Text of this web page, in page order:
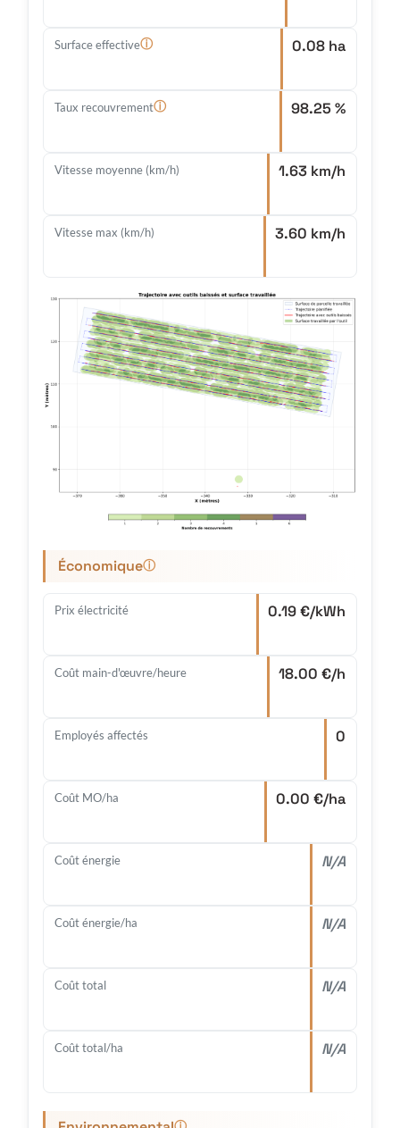
Surface effectiveⓘ 0.08 ha
Taux recouvrementⓘ 98.25 %
Vitesse moyenne (km/h) 1.63 km/h
Vitesse max (km/h) 3.60 km/h
Économiqueⓘ
Prix électricité 0.19 €/kWh
Coût main-d'œuvre/heure 18.00 €/h
Employés affectés 0
Coût MO/ha 0.00 €/ha
Coût énergie N/A
Coût énergie/ha N/A
Coût total N/A
Coût total/ha N/A